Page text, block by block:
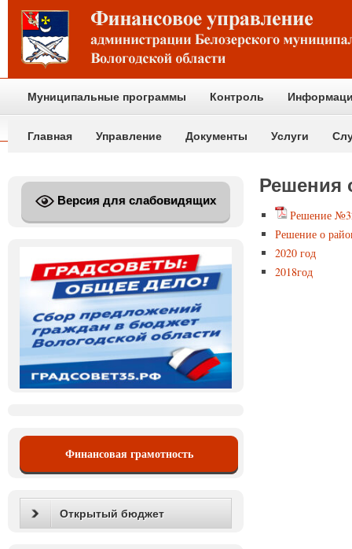
Муниципальные программы Контроль
Главная Управление Документы Услуги
Решения
Решение
Решение о
2020 год
2018год
Версия для слабовидящих
Финансовая грамотность
Открытый бюджет